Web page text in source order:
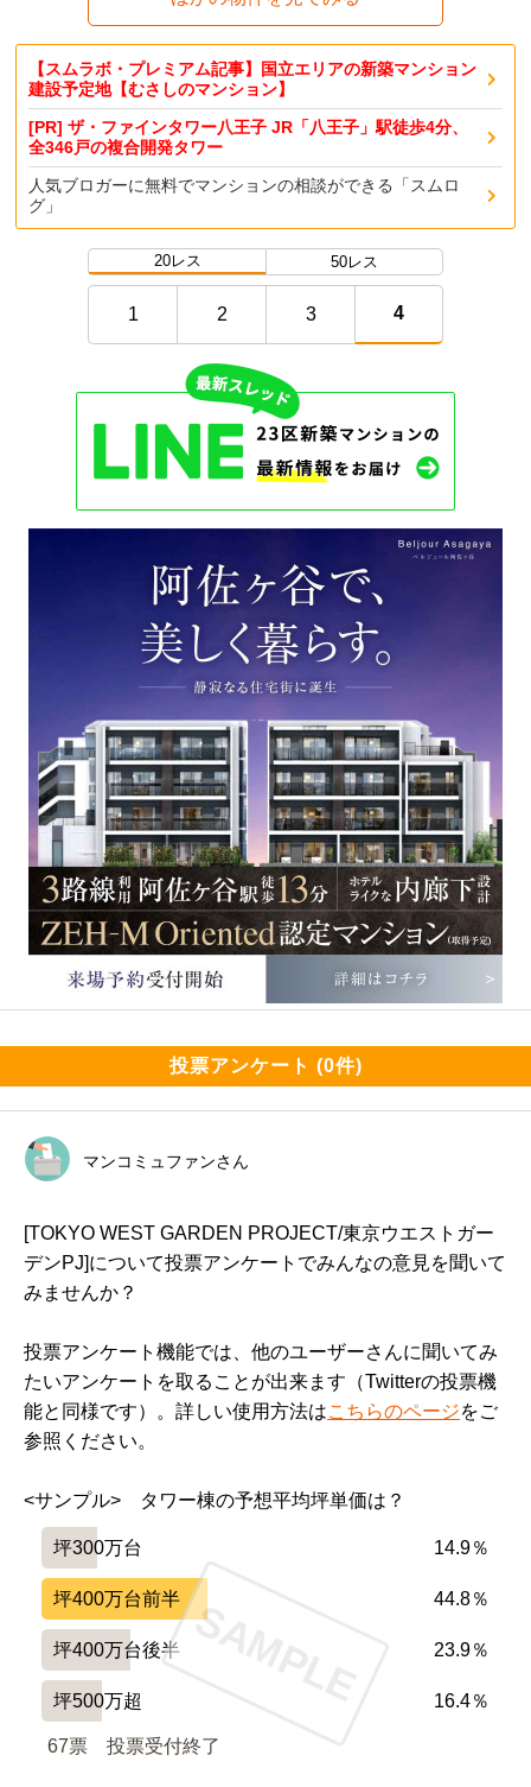
【スムラボ・プレミアム記事】国立エリアの新築マンション
建設予定地【むさしのマンション】
[PR] ザ・ファインタワー八王子 JR「八王子」駅徒歩4分、
全346戸の複合開発タワー
人気ブロガーに無料でマンションの相談ができる「スムロ
グ」
20レス 50レス
1 2 3 4
投票アンケート (0件)
マンコミュファンさん
[TOKYO WEST GARDEN PROJECT/東京ウエストガー
デンPJ]について投票アンケートでみんなの意見を聞いて
みませんか？
投票アンケート機能では、他のユーザーさんに聞いてみ
たいアンケートを取ることが出来ます（Twitterの投票機
能と同様です）。詳しい使用方法はこちらのページをご
参照ください。
<サンプル>　タワー棟の予想平均坪単価は？
坪300万台 14.9％
坪400万台前半 44.8％
坪400万台後半 23.9％
坪500万超 16.4％
67票 投票受付終了
SAMPLE